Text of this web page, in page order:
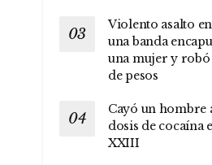
Violento asalto
una banda
una mujer y
de pesos
Cayó un hombre
dosis de cocaína
XXIII